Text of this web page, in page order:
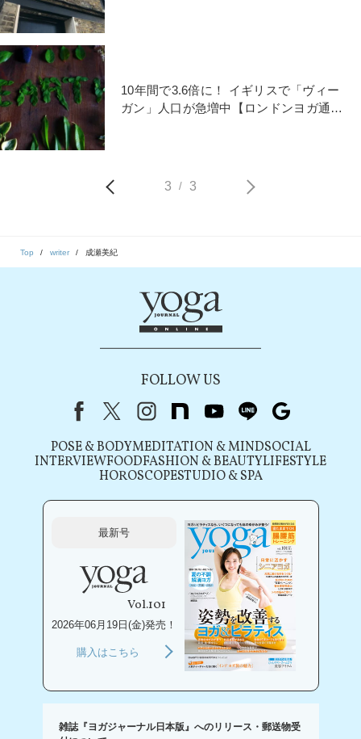
10年間で3.6倍に！ イギリスで「ヴィー
ガン」人口が急増中【ロンドンヨガ通
3 / 3
Top writer 成瀬美紀
FOLLOW US
FacebookX（旧Twitter）
instagram
note youtubeline
POSE & BODYMEDITATION & MINDSOCIAL
INTERVIEWFOODFASHION & BEAUTYLIFESTYLE
HOROSCOPESTUDIO & SPA
最新号
Vol.101
2026年06月19日(金)発売！
購入はこちら
雑誌『ヨガジャーナル日本版』へのリリース・郵送物受